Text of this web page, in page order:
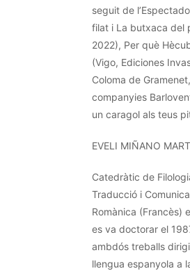
seguit de
filat i La butxaca del
2022), Per què
(Vigo, Ediciones
Coloma de
companyies
un caragol als teus
EVELI MIÑANO
Catedràtic de
Traducció i
Romànica (Francès)
es va doctorar el
ambdós treballs
llengua espanyola a